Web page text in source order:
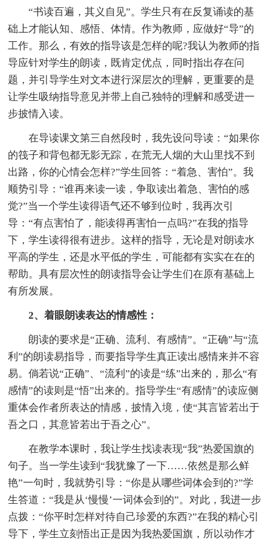
“书读百遍，其义自见”。学生只有在反复诵读的基
础上才能认知、感悟、体情。作为教师，应做好“导”的
工作。那么，有效的指导该是怎样的呢?我认为教师的指
导应针对学生的朗读，既肯定优点，同时指出存在问
题，并引导学生对文本进行深层次的理解，更重要的是
让学生吸纳指导意见并带上自己独特的理解和感受进一
步披情入读。
在导读课文第三自然段时，我先设问导读：“如果你
的筏子和背包都无影无踪，在荒无人烟的大山里找不到
出路，你的心情会怎样?”学生回答：“着急、害怕”。我
顺势引导：“谁再来读一读，争取读出着急、害怕的感
觉?”当一个学生读得语气还不够到位时，我再次引
导：“有点害怕了，能读得再害怕一点吗?”在我的指导
下，学生读得很有进步。这样的指导，无论是对朗读水
平高的学生，还是水平低的学生，可能都有实实在在的
帮助。具有层次性的朗读指导会让学生们在原有基础上
有所发展。
2、着眼朗读表达的情感性：
朗读的要求是“正确、流利、有感情”。“正确”与“流
利”的朗读易指导，而要指导学生真正读出感情来并不容
易。倘若说“正确”、“流利”的读是“练”出来的，那么“有
感情”的读则是“悟”出来的。指导学生“有感情”的读应侧
重体会作者所表达的情感，披情入境，使“其言皆若出于
吾之口，其意皆若出于吾之心”。
在教学本课时，我让学生找读表现“我”热爱国旗的
句子。当一学生读到“我犹豫了一下……依然是那么鲜
艳”一句时，我就势引导：“你是从哪些词体会到的?”学
生答道：“我是从‘慢慢’一词体会到的”。对此，我进一步
点拨：“你平时怎样对待自己珍爱的东西?”在我的精心引
导下，学生立刻悟出正是因为我热爱国旗，所以动作才